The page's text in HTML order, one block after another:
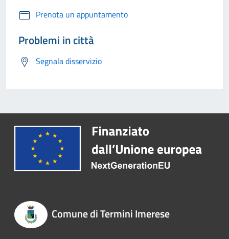
Prenota un appuntamento
Problemi in città
Segnala disservizio
Comune di Termini Imerese